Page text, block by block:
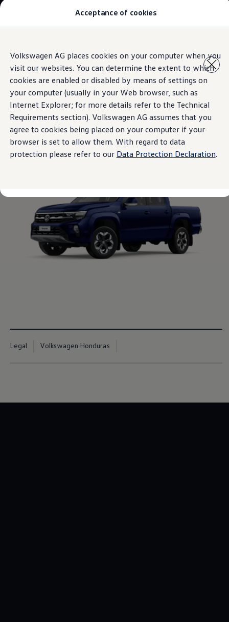
Acceptance of cookies
Volkswagen AG places cookies on your computer when you
visit our websites. You can determine the extent to which
cookies are enabled or disabled by means of settings on
your computer (usually in your Web browser, such as
Internet Explorer; for more details refer to the Technical
Requirements section). Volkswagen AG assumes that you
agree to cookies being placed on your computer if your
browser is set to allow them. With regard to data
protection please refer to our Data Protection Declaration.
contenido
principal
a pie
de
página
Modelos y Concesionarios
Contáctanos
Marca y Experiencia
Volkswagen Honduras
Latin NCAP
Espacio Exclusivo para Prensa
Tengo un Volkswagen
Manuales Volkswagen
Noticias
Information
Azul Atlántico
Legal Volkswagen Honduras